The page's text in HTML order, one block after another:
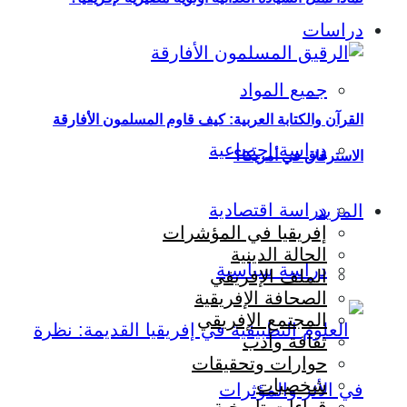
دراسات
جميع المواد
دراسة اجتماعية
دراسة اقتصادية
دراسة سياسية
القرآن والكتابة العربية: كيف قاوم المسلمون الأفارقة
الاسترقاق في أمريكا؟
المزيد
إفريقيا في المؤشرات
الحالة الدينية
الملف الإفريقي
الصحافة الإفريقية
المجتمع الإفريقي
ثقافة وأدب
حوارات وتحقيقات
شخصيات